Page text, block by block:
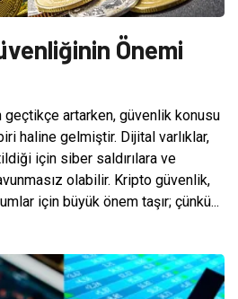
Önemi
geçtikçe artarken, güvenlik konusu
haline gelmiştir. Dijital varlıklar,
için siber saldırılara ve
olabilir. Kripto güvenlik,
için büyük önem taşır; çünkü...